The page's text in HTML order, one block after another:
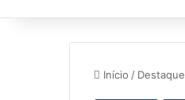
Início / Destaque